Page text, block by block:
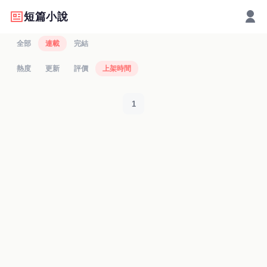
短篇小說
全部 連載 完結
熱度 更新 評價 上架時間
1